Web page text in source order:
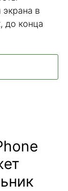
в
до конца